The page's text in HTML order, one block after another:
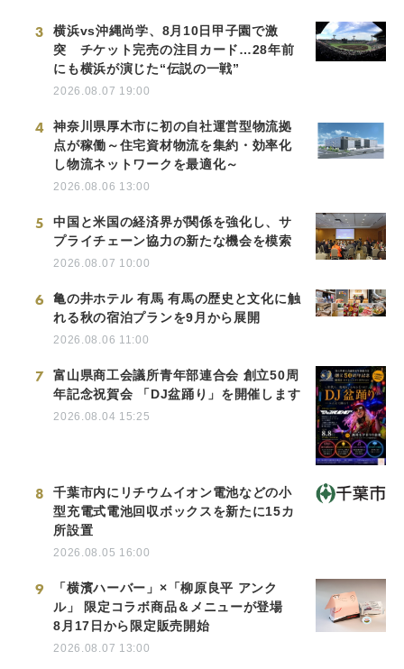
3
横浜vs沖縄尚学、8月10日甲子園で激
突 チケット完売の注目カード…28年前
にも横浜が演じた“伝説の一戦”
2026.08.07 19:00
4
神奈川県厚木市に初の自社運営型物流拠
点が稼働～住宅資材物流を集約・効率化
し物流ネットワークを最適化～
2026.08.06 13:00
5
中国と米国の経済界が関係を強化し、サ
プライチェーン協力の新たな機会を模索
2026.08.07 10:00
6
亀の井ホテル 有馬 有馬の歴史と文化に触
れる秋の宿泊プランを9月から展開
2026.08.06 11:00
7
富山県商工会議所青年部連合会 創立50周
年記念祝賀会 「DJ盆踊り」を開催します
2026.08.04 15:25
8
千葉市内にリチウムイオン電池などの小
型充電式電池回収ボックスを新たに15カ
所設置
2026.08.05 16:00
9
「横濱ハーバー」×「柳原良平 アンク
ル」 限定コラボ商品＆メニューが登場
8月17日から限定販売開始
2026.08.07 13:00